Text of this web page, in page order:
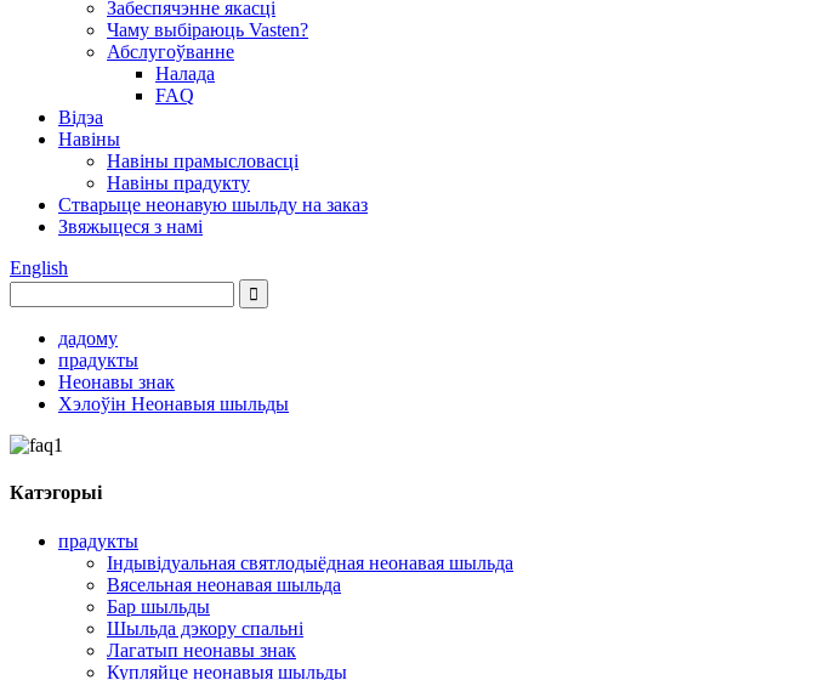
Забеспячэнне якасці
Чаму выбіраюць Vasten?
Абслугоўванне
Налада
FAQ
Відэа
Навіны
Навіны прамысловасці
Навіны прадукту
Стварыце неонавую шыльду на заказ
Звяжыцеся з намі
English
дадому
прадукты
Неонавы знак
Хэлоўін Неонавыя шыльды
Катэгорыі
прадукты
Індывідуальная святлодыёдная неонавая шыльда
Вясельная неонавая шыльда
Бар шыльды
Шыльда дэкору спальні
Лагатып неонавы знак
Купляйце неонавыя шыльды